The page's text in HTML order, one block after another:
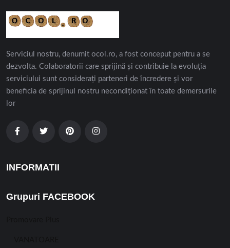
Serviciul nostru, denumit ocol.ro, a fost conceput pentru a se
dezvolta. Colaboratorii care sprijină și contribuie la evoluția
serviciului sunt considerați parteneri de încredere și vor
beneficia de sprijinul nostru necondiționat în toate demersurile
lor
INFORMATII
Grupuri FACEBOOK